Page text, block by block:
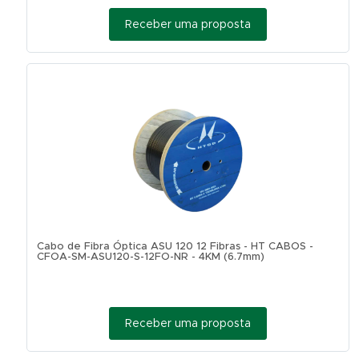
Receber uma proposta
Cabo de Fibra Óptica ASU 120 12 Fibras - HT CABOS -
CFOA-SM-ASU120-S-12FO-NR - 4KM (6.7mm)
Receber uma proposta